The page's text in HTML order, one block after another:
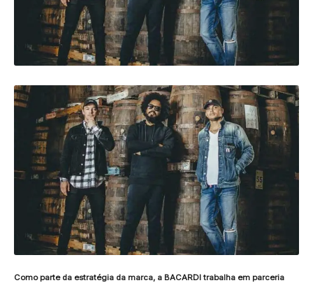
Como parte da estratégia da marca, a BACARDI trabalha em parceria